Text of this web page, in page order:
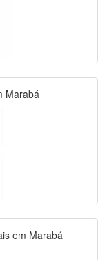
Marabá
em Marabá